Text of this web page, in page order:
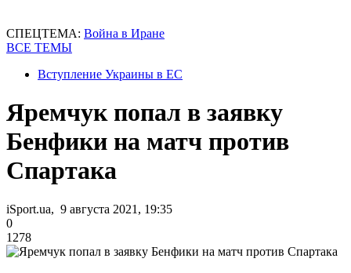
СПЕЦТЕМА: Война в Иране
ВСЕ ТЕМЫ
Вступление Украины в ЕС
Яремчук попал в заявку
Бенфики на матч против
Спартака
iSport.ua, 9 августа 2021, 19:35
0
1278